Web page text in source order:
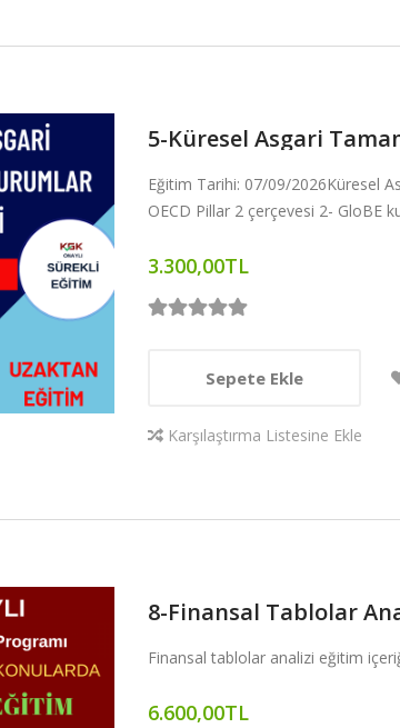
5-Küresel Asgari
Eğitim Tarihi: 07/09/2026Küresel
OECD Pillar 2 çerçevesi 2- GloBE
3.300,00TL
Sepete Ekle
Karşılaştırma Listesine Ekle
8-Finansal Tablolar
Finansal tablolar analizi eğitim
6.600,00TL